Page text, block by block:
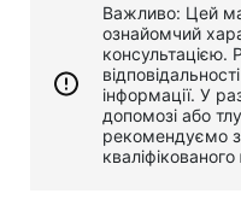
Важливо: Цей
ознайомчий
консультацією.
інформації. У
допомозі або
рекомендуємо